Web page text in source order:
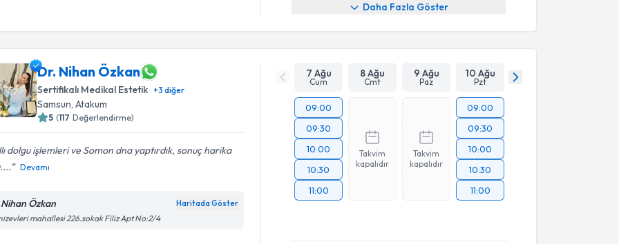
Daha Fazla Göster
Dr. Nihan Özkan
Sertifikalı Medikal Estetik +3 diğer
Samsun ,Atakum
5 (117 Değerlendirme)
dolgu işlemleri ve Somon dna yaptırdık, sonuç harika
Devamı
Özkan Haritada Göster
mahallesi 226.sokak Filiz Apt No:2/4
7 Ağu
Cum
8 Ağu
Cmt
9 Ağu
Paz
10 Ağu
Pzt
09:00
09:30
10:00
10:30
11:00
Takvim
kapalıdır
Takvim
kapalıdır
09:00
09:30
10:00
10:30
11:00